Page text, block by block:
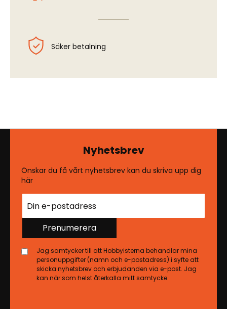
Säker betalning
Nyhetsbrev
Önskar du få vårt nyhetsbrev kan du skriva upp dig
här
Prenumerera
Jag samtycker till att Hobbyisterna behandlar mina
personuppgifter (namn och e-postadress) i syfte att
skicka nyhetsbrev och erbjudanden via e-post. Jag
kan när som helst återkalla mitt samtycke.